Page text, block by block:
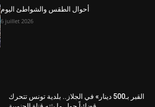
أحوال الطقس والشواطئ اليوم
6 juillet 2026
القبر بـ500 دينار» في الجلاز.. بلدية تونس تتحرك